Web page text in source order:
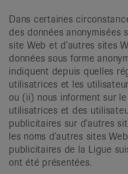
Dans certaines
des données
site Web et d’autres sites
données sous forme
indiquent depuis quelles
utilisatrices et les
ou (ii) nous informent sur
utilisatrices et des
publicitaires sur d’autres
les noms d’autres sites
publicitaires de la Ligue
ont été présentées.